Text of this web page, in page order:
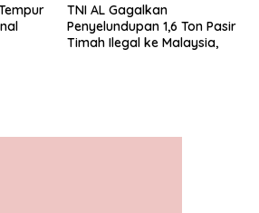
TNI AL Gagalkan
Penyelundupan 1,6 Ton Pasir
Timah Ilegal ke Malaysia,